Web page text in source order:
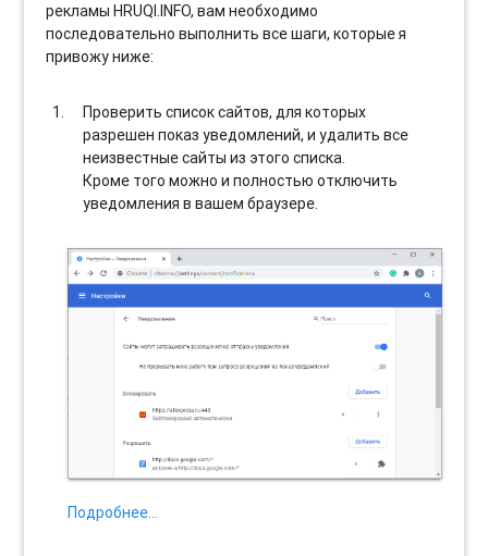
рекламы HRUQI.INFO, вам необходимо
последовательно выполнить все шаги, которые я
привожу ниже:
Проверить список сайтов, для которых
разрешен показ уведомлений, и удалить все
неизвестные сайты из этого списка.
Кроме того можно и полностью отключить
уведомления в вашем браузере.
Подробнее…